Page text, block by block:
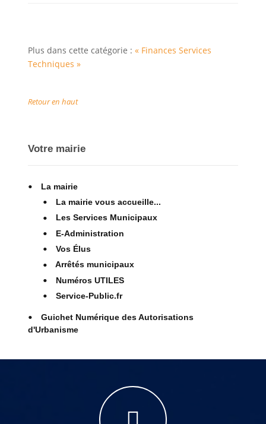
Plus dans cette catégorie : « Finances Services
Techniques »
Retour en haut
Votre mairie
La mairie
La mairie vous accueille...
Les Services Municipaux
E-Administration
Vos Élus
Arrêtés municipaux
Numéros UTILES
Service-Public.fr
Guichet Numérique des Autorisations
d'Urbanisme